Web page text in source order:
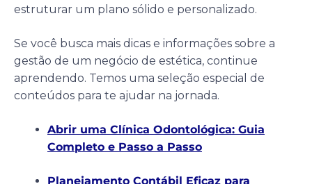
estruturar um plano sólido e personalizado.
Se você busca mais dicas e informações sobre a
gestão de um negócio de estética, continue
aprendendo. Temos uma seleção especial de
conteúdos para te ajudar na jornada.
Abrir uma Clínica Odontológica: Guia
Completo e Passo a Passo
Planejamento Contábil Eficaz para